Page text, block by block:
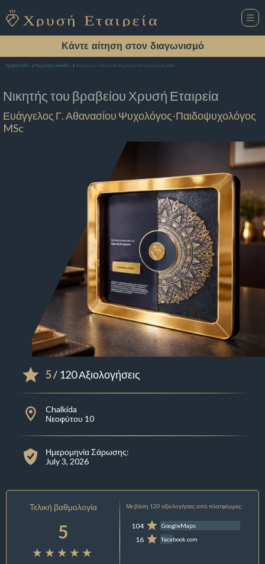
Κάντε αίτηση στον διαγωνισμό
Αρχική Σελίδα Ψυχολόγος Χαλκιδα Ευάγγελος Γ. Αθανασίου Ψυχολόγος-Παιδοψυχολόγος MSc
Νικητής του βραβείου Χρυσή Εταιρεία
Ευάγγελος Γ. Αθανασίου Ψυχολόγος-Παιδοψυχολόγος
MSc
5/ 120 Αξιολογήσεις
Chalkída
Νεοφύτου 10
Ημερομηνία Σάρωσης:
July 3, 2026
Τελική βαθμολογία
5
Με βάση 120 αξιολογήσεις από πλατφόρμες:
104 GoogleMaps
16 facebook.com